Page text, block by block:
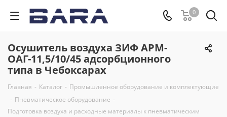
0
Осушитель воздуха ЗИФ АРМ-
ОАГ-11,5/10/45 адсорбционного
типа в Чебоксарах
Главная - Каталог - Промышленное оборудование и комплектующие
- Пневматическое оборудование -
Подготовка воздуха и расходные материалы к пневматическим